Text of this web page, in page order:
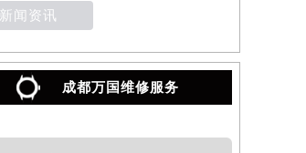
新闻资讯
成都万国维修服务